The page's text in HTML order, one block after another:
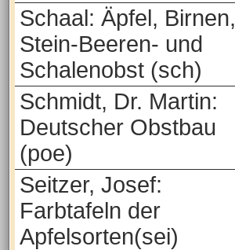
Schaal: Äpfel, Birnen,
Stein-Beeren- und
Schalenobst (sch)
Schmidt, Dr. Martin:
Deutscher Obstbau
(poe)
Seitzer, Josef:
Farbtafeln der
Apfelsorten(sei)